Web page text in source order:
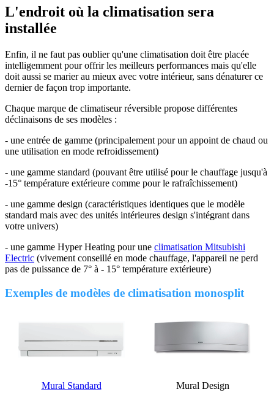
L'endroit où la climatisation sera
installée
Enfin, il ne faut pas oublier qu'une climatisation doit être placée
intelligemment pour offrir les meilleurs performances mais qu'elle
doit aussi se marier au mieux avec votre intérieur, sans dénaturer ce
dernier de façon trop importante.
Chaque marque de climatiseur réversible propose différentes
déclinaisons de ses modèles :
- une entrée de gamme (principalement pour un appoint de chaud ou
une utilisation en mode refroidissement)
- une gamme standard (pouvant être utilisé pour le chauffage jusqu'à
-15° température extérieure comme pour le rafraîchissement)
- une gamme design (caractéristiques identiques que le modèle
standard mais avec des unités intérieures design s'intégrant dans
votre univers)
- une gamme Hyper Heating pour une climatisation Mitsubishi
Electric (vivement conseillé en mode chauffage, l'appareil ne perd
pas de puissance de 7° à - 15° température extérieure)
Exemples de modèles de climatisation monosplit
Mural Standard Mural Design